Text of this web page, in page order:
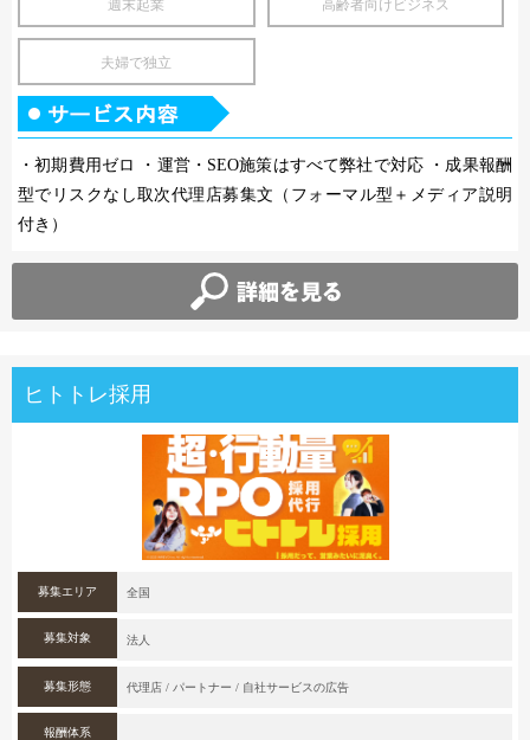
週末起業 高齢者向けビジネス
夫婦で独立
・初期費用ゼロ ・運営・SEO施策はすべて弊社で対応 ・成果報酬
型でリスクなし取次代理店募集文（フォーマル型＋メディア説明
付き）
ヒトトレ採用
募集エリア 全国
募集対象 法人
募集形態 代理店 / パートナー / 自社サービスの広告
報酬体系